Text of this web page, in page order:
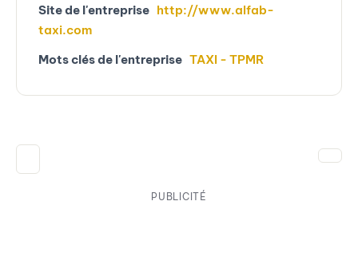
Site de l'entreprise http://www.alfab-
taxi.com
Mots clés de l'entreprise TAXI - TPMR
PUBLICITÉ